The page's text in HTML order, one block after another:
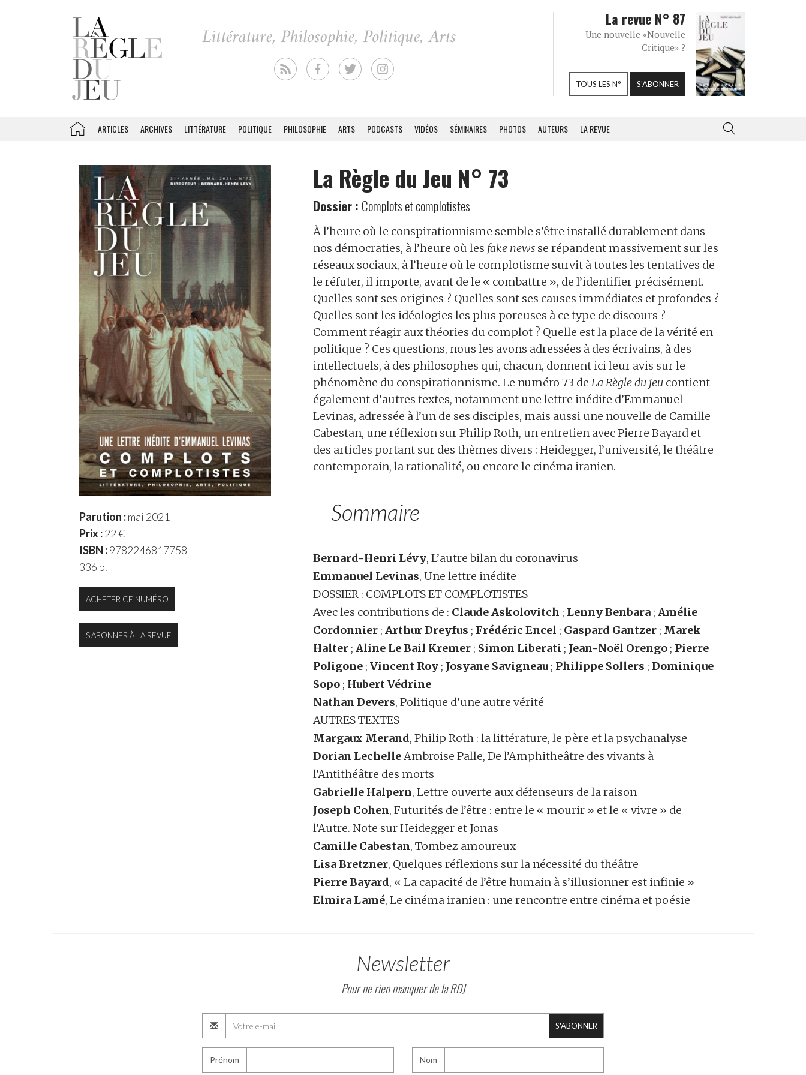
La revue N° 87
Une nouvelle «Nouvelle
Critique» ?
TOUS LES N° S'ABONNER
ARTICLES ARCHIVES LITTÉRATURE POLITIQUE PHILOSOPHIE ARTS PODCASTS VIDÉOS SÉMINAIRES PHOTOS AUTEURS LA REVUE
Parution :mai 2021
Prix :22 €
ISBN :9782246817758
336 p.
ACHETER CE NUMÉRO
S'ABONNER À LA REVUE
La Règle du Jeu N° 73
Dossier : Complots et complotistes
À l’heure où le conspirationnisme semble s’être installé durablement dans
nos démocraties, à l’heure où les fake news se répandent massivement sur les
réseaux sociaux, à l’heure où le complotisme survit à toutes les tentatives de
le réfuter, il importe, avant de le « combattre », de l’identifier précisément.
Quelles sont ses origines ? Quelles sont ses causes immédiates et profondes ?
Quelles sont les idéologies les plus poreuses à ce type de discours ?
Comment réagir aux théories du complot ? Quelle est la place de la vérité en
politique ? Ces questions, nous les avons adressées à des écrivains, à des
intellectuels, à des philosophes qui, chacun, donnent ici leur avis sur le
phénomène du conspirationnisme. Le numéro 73 de La Règle du jeu contient
également d’autres textes, notamment une lettre inédite d’Emmanuel
Levinas, adressée à l’un de ses disciples, mais aussi une nouvelle de Camille
Cabestan, une réflexion sur Philip Roth, un entretien avec Pierre Bayard et
des articles portant sur des thèmes divers : Heidegger, l’université, le théâtre
contemporain, la rationalité, ou encore le cinéma iranien.
Sommaire
Bernard-Henri Lévy, L’autre bilan du coronavirus
Emmanuel Levinas, Une lettre inédite
DOSSIER : COMPLOTS ET COMPLOTISTES
Avec les contributions de : Claude Askolovitch ; Lenny Benbara ; Amélie
Cordonnier ; Arthur Dreyfus ; Frédéric Encel ; Gaspard Gantzer ; Marek
Halter ; Aline Le Bail Kremer ; Simon Liberati ; Jean-Noël Orengo ; Pierre
Poligone ; Vincent Roy ; Josyane Savigneau ; Philippe Sollers ; Dominique
Sopo ; Hubert Védrine
Nathan Devers, Politique d’une autre vérité
AUTRES TEXTES
Margaux Merand, Philip Roth : la littérature, le père et la psychanalyse
Dorian LechelleAmbroise Palle, De l’Amphitheâtre des vivants à
l’Antithéâtre des morts
Gabrielle Halpern, Lettre ouverte aux défenseurs de la raison
Joseph Cohen, Futurités de l’être : entre le « mourir » et le « vivre » de
l’Autre. Note sur Heidegger et Jonas
Camille Cabestan, Tombez amoureux
Lisa Bretzner, Quelques réflexions sur la nécessité du théâtre
Pierre Bayard, « La capacité de l’être humain à s’illusionner est infinie »
Elmira Lamé, Le cinéma iranien : une rencontre entre cinéma et poésie
Newsletter
Pour ne rien manquer de la RDJ
S'ABONNER
Prénom Nom